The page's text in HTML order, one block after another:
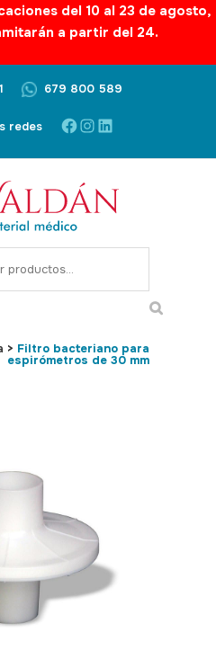
del 10 al 23 de agosto,
a partir del 24.
679 800 589
redes Facebook
Instagram
LinkedIn
> Filtro bacteriano para
espirómetros de 30 mm